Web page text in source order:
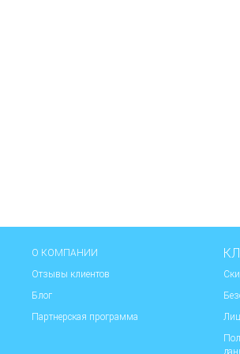
О КОМПАНИИ
Отзывы клиентов
Блог
Партнерская программа